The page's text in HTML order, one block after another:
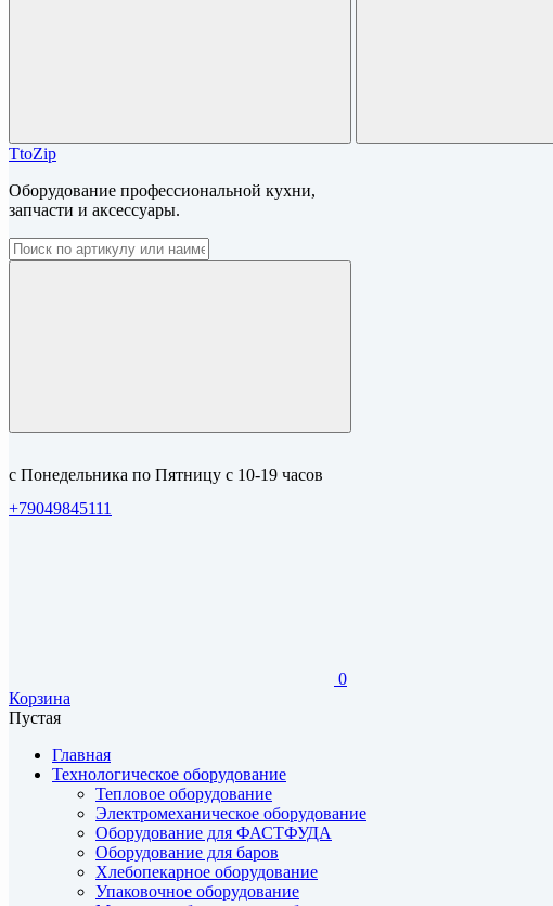
TtoZip
Оборудование профессиональной кухни,
запчасти и аксессуары.
с Понедельника по Пятницу с 10-19 часов
+79049845111
0
Корзина
Пустая
Главная
Технологическое оборудование
Тепловое оборудование
Электромеханическое оборудование
Оборудование для ФАСТФУДА
Оборудование для баров
Хлебопекарное оборудование
Упаковочное оборудование